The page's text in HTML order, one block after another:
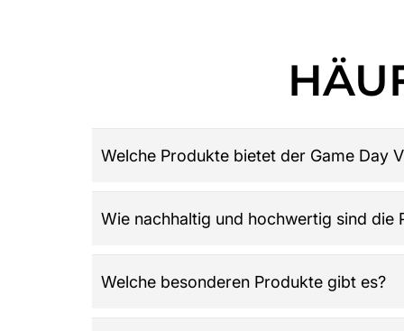
Welche Produkte bietet der Game Day
Damen, Herren und Kinder, Retro-Trikots,
Wie nachhaltig und hochwertig sind die
wird und die Werte der Community
Welche besonderen Produkte gibt es?